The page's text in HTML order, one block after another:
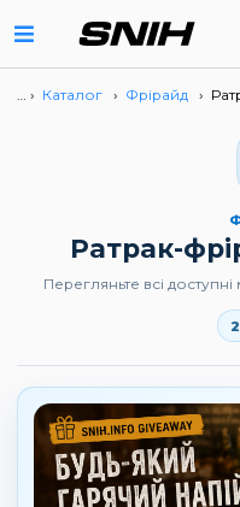
… › Каталог › Фрірайд ›
Ратрак-
Перегляньте всі доступні